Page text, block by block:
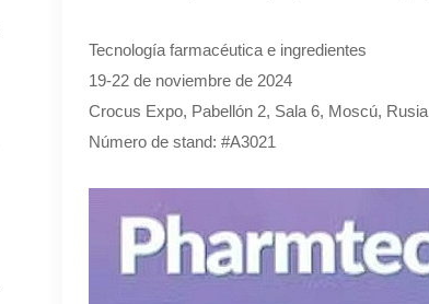
Tecnología farmacéutica e ingredientes
19-22 de noviembre de 2024
Crocus Expo, Pabellón 2, Sala 6, Moscú, Rusia
Número de stand: #A3021